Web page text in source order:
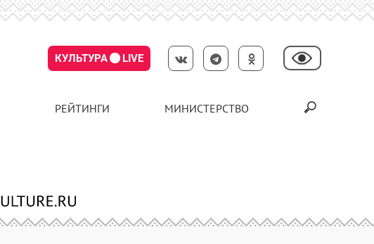
КУЛЬТУРА LIVE
РЕЙТИНГИ МИНИСТЕРСТВО